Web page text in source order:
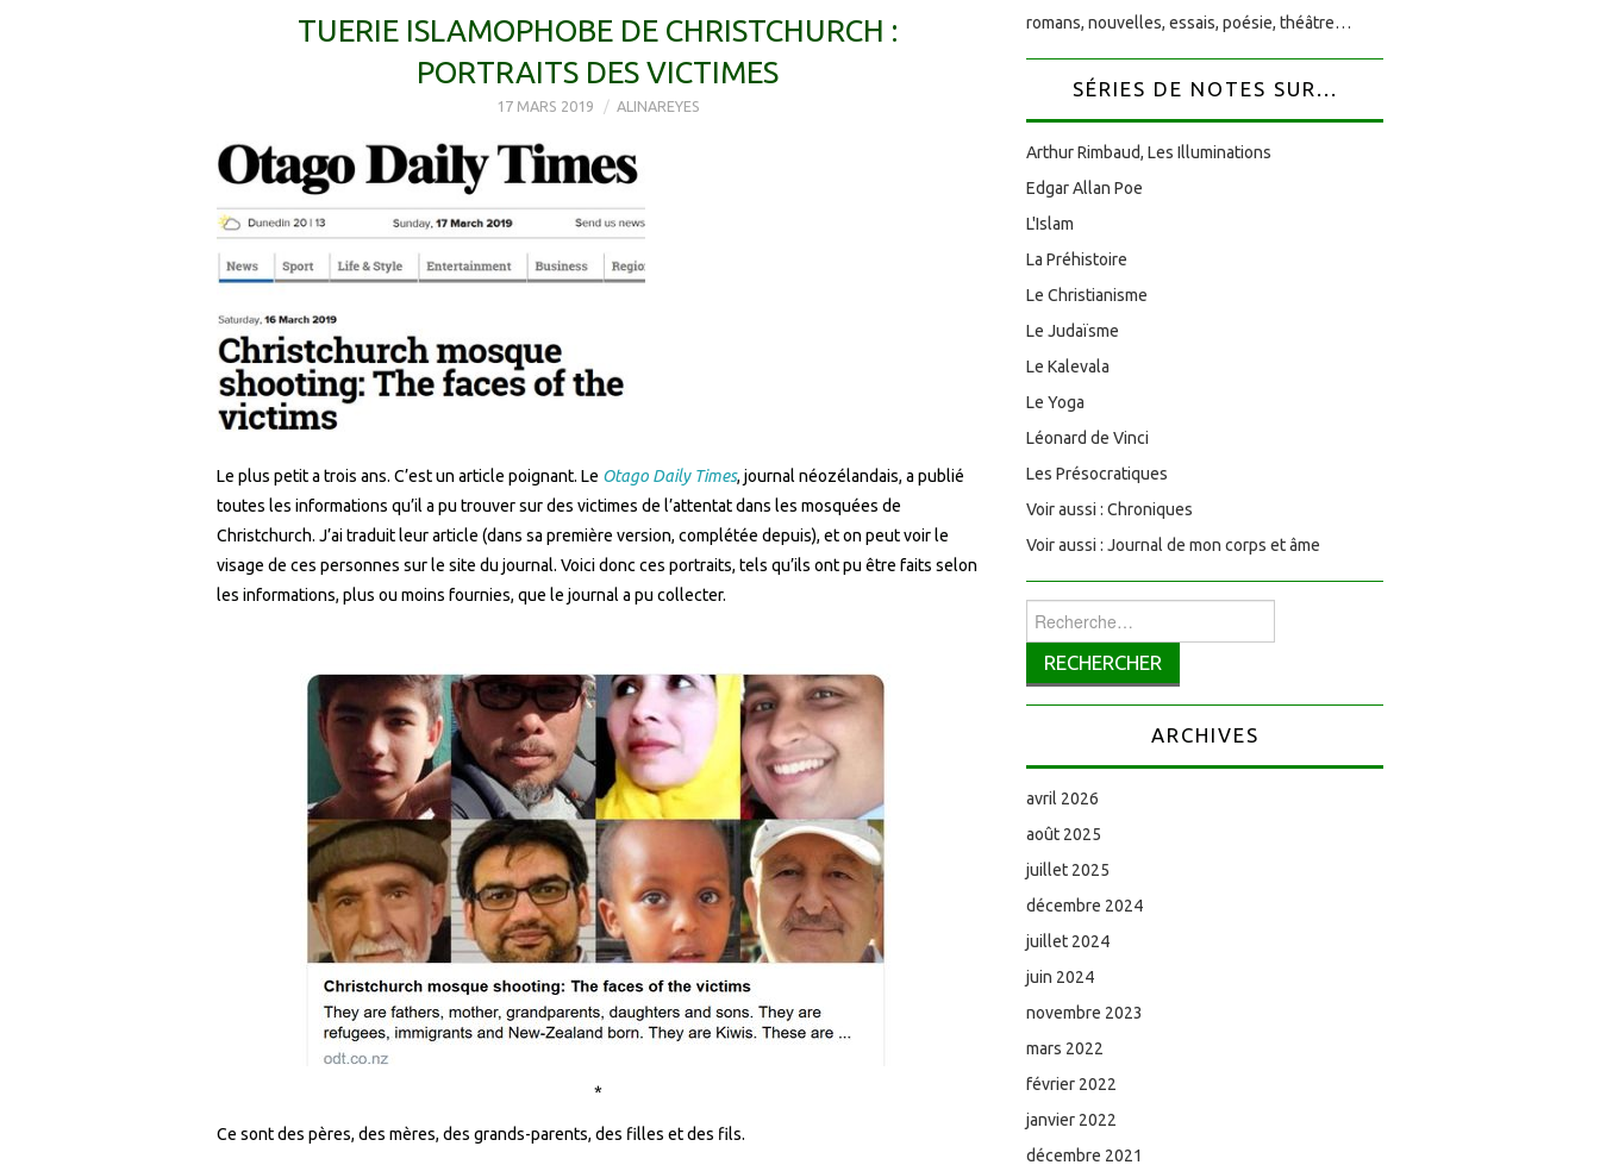
TUERIE ISLAMOPHOBE DE CHRISTCHURCH :
PORTRAITS DES VICTIMES
17 MARS 2019 ALINAREYES
Le plus petit a trois ans. C’est un article poignant. Le Otago Daily Times, journal néozélandais, a publié
toutes les informations qu’il a pu trouver sur des victimes de l’attentat dans les mosquées de
Christchurch. J’ai traduit leur article (dans sa première version, complétée depuis), et on peut voir le
visage de ces personnes sur le site du journal. Voici donc ces portraits, tels qu’ils ont pu être faits selon
les informations, plus ou moins fournies, que le journal a pu collecter.
*
Ce sont des pères, des mères, des grands-parents, des filles et des fils.
romans, nouvelles, essais, poésie, théâtre…
SÉRIES DE NOTES SUR...
Arthur Rimbaud, Les Illuminations
Edgar Allan Poe
L'Islam
La Préhistoire
Le Christianisme
Le Judaïsme
Le Kalevala
Le Yoga
Léonard de Vinci
Les Présocratiques
Voir aussi : Chroniques
Voir aussi : Journal de mon corps et âme
Rechercher :
ARCHIVES
avril 2026
août 2025
juillet 2025
décembre 2024
juillet 2024
juin 2024
novembre 2023
mars 2022
février 2022
janvier 2022
décembre 2021